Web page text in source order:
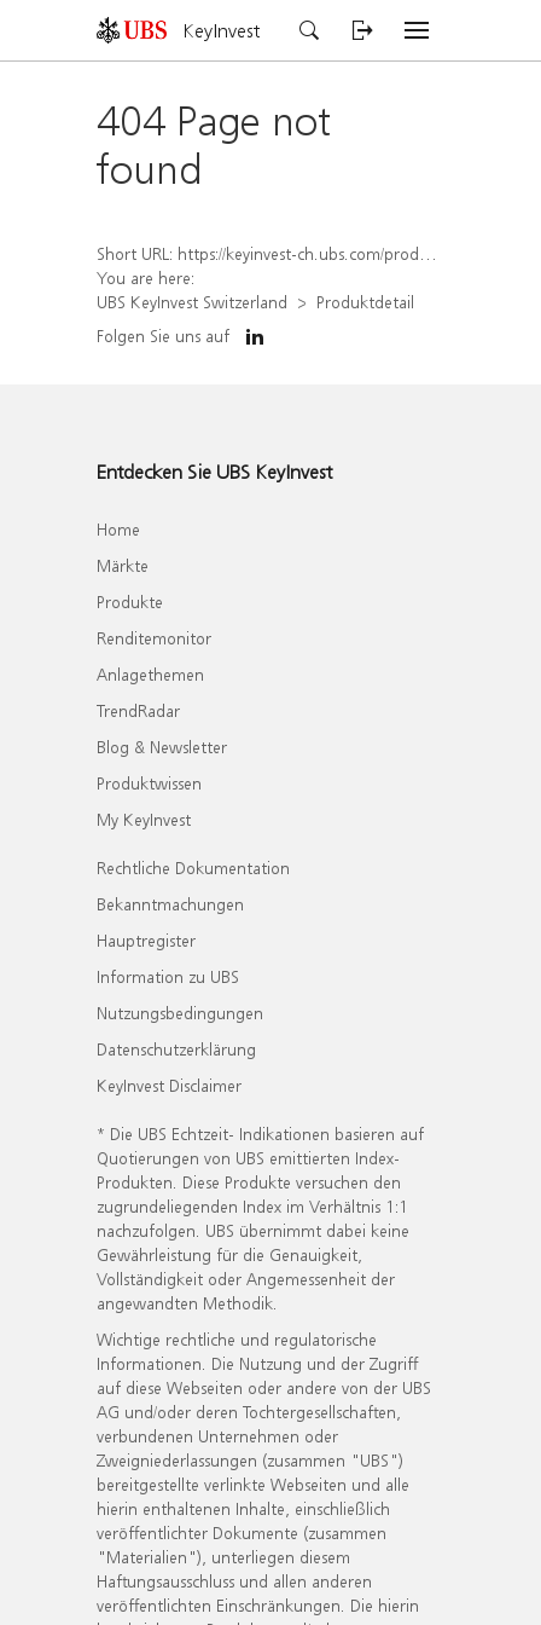
KeyInvest
404 Page not
found
Short URL: https://keyinvest-ch.ubs.com/produkt/detail/index/isin/CH1554890165
You are here:
UBS KeyInvest Switzerland
Produktdetail
Folgen Sie uns auf
Entdecken Sie UBS KeyInvest
Home
Märkte
Produkte
Renditemonitor
Anlagethemen
TrendRadar
Blog & Newsletter
Produktwissen
My KeyInvest
Rechtliche Dokumentation
Bekanntmachungen
Hauptregister
Information zu UBS
Nutzungsbedingungen
Datenschutzerklärung
KeyInvest Disclaimer
* Die UBS Echtzeit- Indikationen basieren auf
Quotierungen von UBS emittierten Index-
Produkten. Diese Produkte versuchen den
zugrundeliegenden Index im Verhältnis 1:1
nachzufolgen. UBS übernimmt dabei keine
Gewährleistung für die Genauigkeit,
Vollständigkeit oder Angemessenheit der
angewandten Methodik.
Wichtige rechtliche und regulatorische
Informationen. Die Nutzung und der Zugriff
auf diese Webseiten oder andere von der UBS
AG und/oder deren Tochtergesellschaften,
verbundenen Unternehmen oder
Zweigniederlassungen (zusammen "UBS")
bereitgestellte verlinkte Webseiten und alle
hierin enthaltenen Inhalte, einschließlich
veröffentlichter Dokumente (zusammen
"Materialien"), unterliegen diesem
Haftungsausschluss und allen anderen
veröffentlichten Einschränkungen. Die hierin